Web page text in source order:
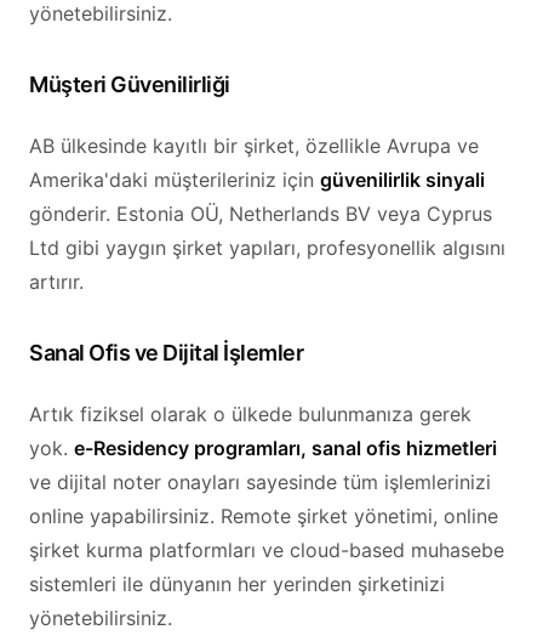
yönetebilirsiniz.
Müşteri Güvenilirliği
AB ülkesinde kayıtlı bir şirket, özellikle Avrupa ve
Amerika'daki müşterileriniz için güvenilirlik sinyali
gönderir. Estonia OÜ, Netherlands BV veya Cyprus
Ltd gibi yaygın şirket yapıları, profesyonellik algısını
artırır.
Sanal Ofis ve Dijital İşlemler
Artık fiziksel olarak o ülkede bulunmanıza gerek
yok. e-Residency programları, sanal ofis hizmetleri
ve dijital noter onayları sayesinde tüm işlemlerinizi
online yapabilirsiniz. Remote şirket yönetimi, online
şirket kurma platformları ve cloud-based muhasebe
sistemleri ile dünyanın her yerinden şirketinizi
yönetebilirsiniz.